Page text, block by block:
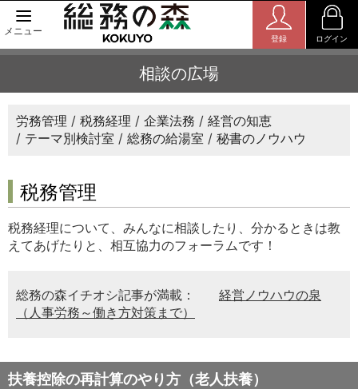
メニュー
登録 ログイン
相談の広場
労務管理 税務経理 企業法務
経営の知恵
テーマ別検討室
総務の給湯室 秘書のノウハウ
税務管理
税務経理について、みんなに相談したり、分かるときは教
えてあげたりと、相互協力のフォーラムです！
総務の森イチオシ記事が満載：
経営ノウハウの泉
（人事労務～働き方対策まで）
扶養控除の再計算のやり方（老人扶養）